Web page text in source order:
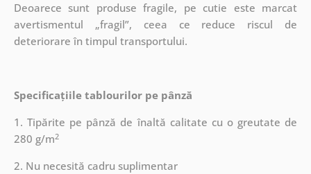
Deoarece sunt produse fragile, pe cutie este marcat
avertismentul „fragil”, ceea ce reduce riscul de
deteriorare în timpul transportului.
Specificațiile tablourilor pe pânză
1. Tipărite pe pânză de înaltă calitate cu o greutate de
280 g/m2
2. Nu necesită cadru suplimentar